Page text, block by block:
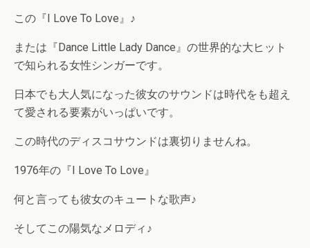
この『I Love To Love』♪
または『Dance Little Lady Dance』の世界的な大ヒット
で知られる女性シンガーです。
日本でも大人気になった彼女のサウンドは時代をも超え
て愛される要素がいっぱいです。
この時代のディスコサウンドは裏切りませんね。
1976年の『I Love To Love』
何と言っても彼女のキュートな歌声♪
そしてこの陽気なメロディ♪